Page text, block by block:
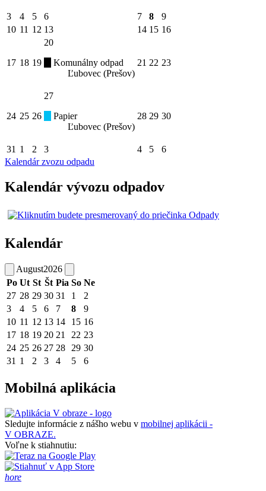
3 4 5 6 7 8
9
10 11 12 13 14 15 16
17 18 19
20
Komunálny odpad
Ľubovec (Prešov)
21 22 23
24 25 26
27
Papier
Ľubovec (Prešov)
28 29 30
31 1 2 3 4 5
6
Kalendár zvozu odpadu
Kalendár vývozu odpadov
Kalendár
August2026
Po Ut St Št Pia So Ne
27 28 29 30 31 1
2
3
4 5 6 7 8
9
10 11 12 13 14 15 16
17 18 19 20 21 22 23
24 25 26 27 28 29 30
31 1 2 3 4 5 6
Mobilná aplikácia
Sledujte informácie z nášho webu v mobilnej aplikácii -
V OBRAZE.
Voľne k stiahnutiu:
hore